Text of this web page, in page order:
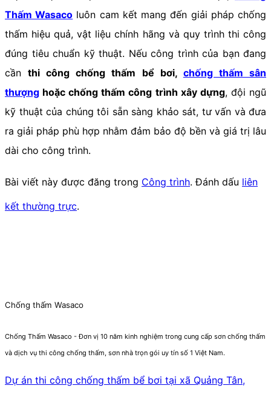
Thấm Wasaco luôn cam kết mang đến giải pháp chống
thấm hiệu quả, vật liệu chính hãng và quy trình thi công
đúng tiêu chuẩn kỹ thuật. Nếu công trình của bạn đang
cầnthi công chống thấm bể bơi, chống thấm sân
thượng hoặc chống thấm công trình xây dựng, đội ngũ
kỹ thuật của chúng tôi sẵn sàng khảo sát, tư vấn và đưa
ra giải pháp phù hợp nhằm đảm bảo độ bền và giá trị lâu
dài cho công trình.
Bài viết này được đăng trong Công trình. Đánh dấu liên
kết thường trực.
Chống thấm Wasaco
Chống Thấm Wasaco - Đơn vị 10 năm kinh nghiệm trong cung cấp sơn chống thấm
và dịch vụ thi công chống thấm, sơn nhà trọn gói uy tín số 1 Việt Nam.
Dự án thi công chống thấm bể bơi tại xã Quảng Tân,